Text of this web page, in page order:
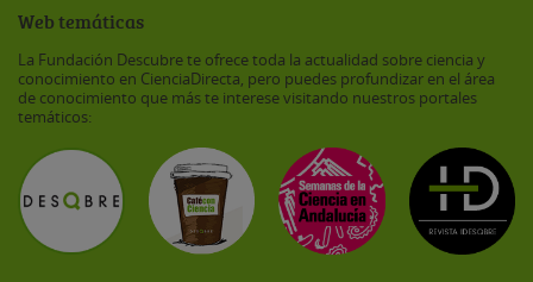
Web temáticas
La Fundación Descubre te ofrece toda la actualidad sobre ciencia y
conocimiento en CienciaDirecta, pero puedes profundizar en el área
de conocimiento que más te interese visitando nuestros portales
temáticos: